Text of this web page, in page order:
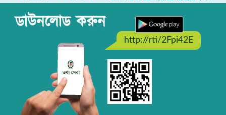
ডাউনলোড করুন
http://rti/2Fpi42E